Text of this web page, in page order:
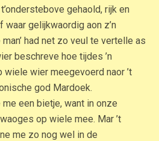
gehaold, rijk en
gelijkwaordig aon z’n
had net zo veul te vertelle as
beschreve hoe tijdes ’n
wiele wier meegevoerd naor ’t
god Mardoek.
een bietje, want in onze
op wiele mee. Mar ’t
me zo nog wel in de